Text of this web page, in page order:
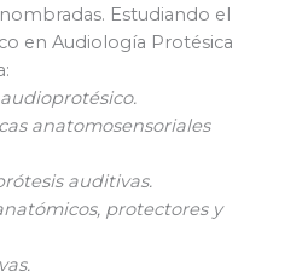
Estudiando el
en Audiología Protésica
anatomosensoriales
auditivas.
protectores y